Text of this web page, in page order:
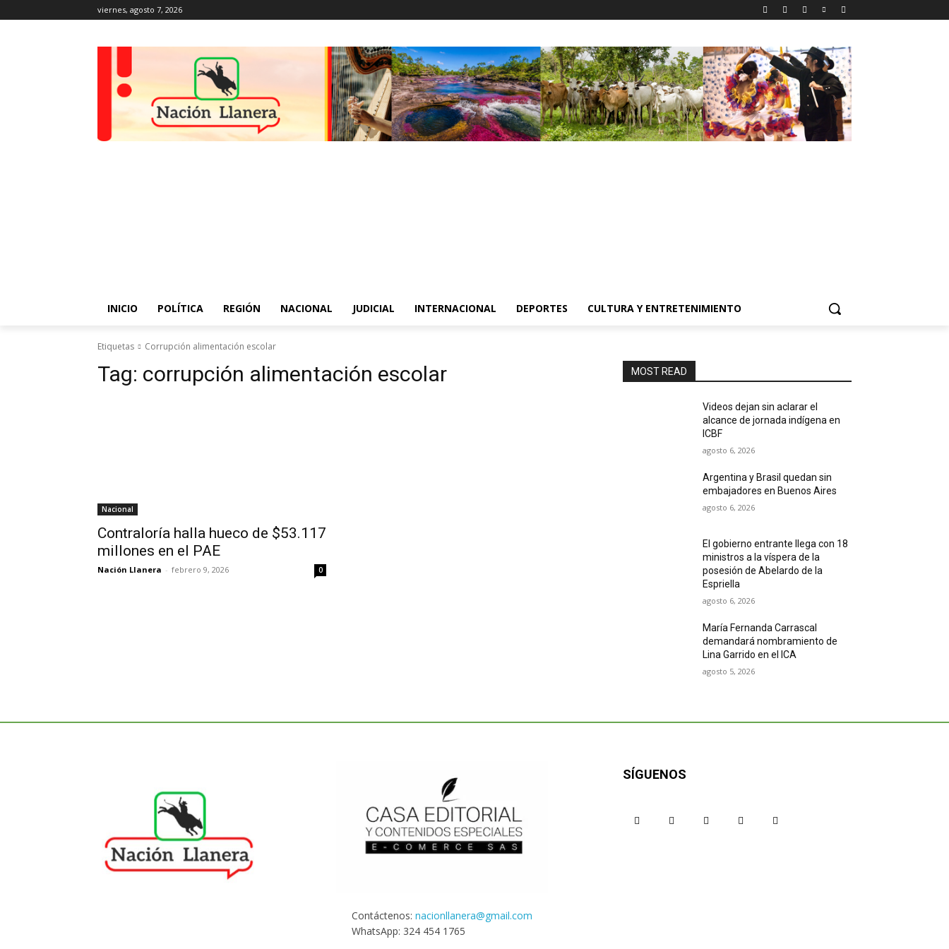
viernes, agosto 7, 2026
INICIO POLÍTICA REGIÓN NACIONAL JUDICIAL INTERNACIONAL DEPORTES CULTURA Y ENTRETENIMIENTO
Etiquetas Corrupción alimentación escolar
Tag: corrupción alimentación escolar
Nacional
Contraloría halla hueco de $53.117
millones en el PAE
Nación Llanera - febrero 9, 2026 0
MOST READ
Videos dejan sin aclarar el
alcance de jornada indígena en
ICBF
agosto 6, 2026
Argentina y Brasil quedan sin
embajadores en Buenos Aires
agosto 6, 2026
El gobierno entrante llega con 18
ministros a la víspera de la
posesión de Abelardo de la
Espriella
agosto 6, 2026
María Fernanda Carrascal
demandará nombramiento de
Lina Garrido en el ICA
agosto 5, 2026
Contáctenos: nacionllanera@gmail.com
WhatsApp: 324 454 1765
SÍGUENOS